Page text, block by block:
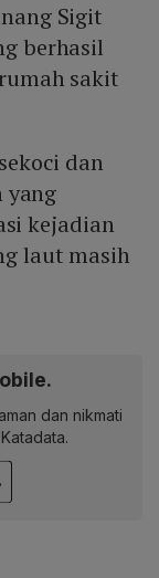
Sigit
berhasil
sakit
dan
yang
kejadian
laut masih
dan nikmati